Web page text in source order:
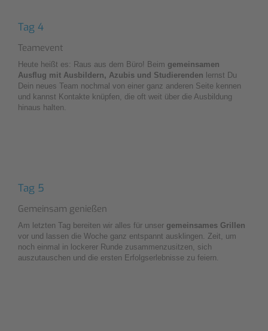
Tag 4
Teamevent
Heute heißt es: Raus aus dem Büro! Beim gemeinsamen
Ausflug mit Ausbildern, Azubis und Studierenden lernst Du
Dein neues Team nochmal von einer ganz anderen Seite kennen
und kannst Kontakte knüpfen, die oft weit über die Ausbildung
hinaus halten.
Tag 5
Gemeinsam genießen
Am letzten Tag bereiten wir alles für unser gemeinsames Grillen
vor und lassen die Woche ganz entspannt ausklingen. Zeit, um
noch einmal in lockerer Runde zusammenzusitzen, sich
auszutauschen und die ersten Erfolgserlebnisse zu feiern.